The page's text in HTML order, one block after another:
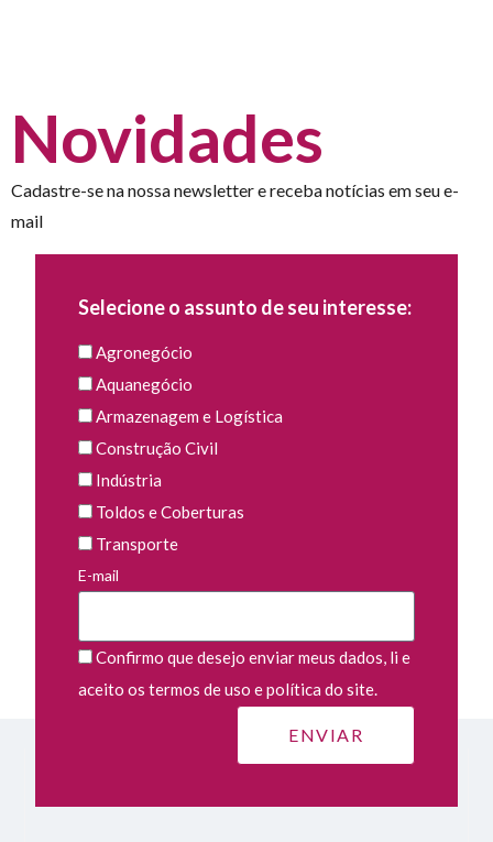
Novidades
Cadastre-se na nossa newsletter e receba notícias em seu e-
mail
Selecione o assunto de seu interesse:
Agronegócio
Aquanegócio
Armazenagem e Logística
Construção Civil
Indústria
Toldos e Coberturas
Transporte
E-mail
Confirmo que desejo enviar meus dados, li e
aceito os termos de uso e política do site.